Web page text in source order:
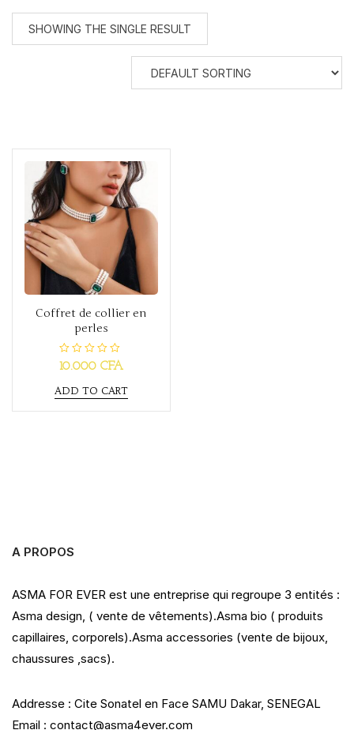
SHOWING THE SINGLE RESULT
Coffret de collier en
perles
R
a
e
d
0
10.000 CFA
ADD TO CART
A PROPOS
ASMA FOR EVER est une entreprise qui regroupe 3 entités :
Asma design, ( vente de vêtements).Asma bio ( produits
capillaires, corporels).Asma accessories (vente de bijoux,
chaussures ,sacs).
Addresse : Cite Sonatel en Face SAMU Dakar, SENEGAL
Email : contact@asma4ever.com